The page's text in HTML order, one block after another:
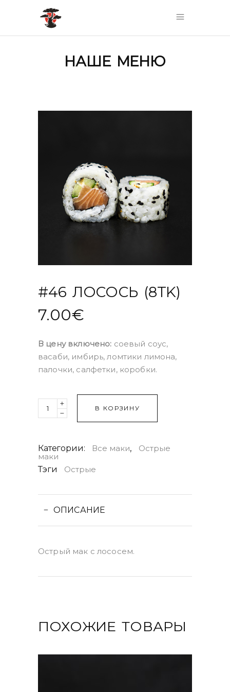
НАШЕ МЕНЮ
#46 ЛОСОСЬ (8TK)
7.00€
В цену включено: соевый соус,
васаби, имбирь, ломтики лимона,
палочки, салфетки, коробки.
Quantity В КОРЗИНУ
Категории: Все маки,
Острые
маки
Тэги
Острые
ОПИСАНИЕ
Острый мак с лососем.
ПОХОЖИЕ ТОВАРЫ